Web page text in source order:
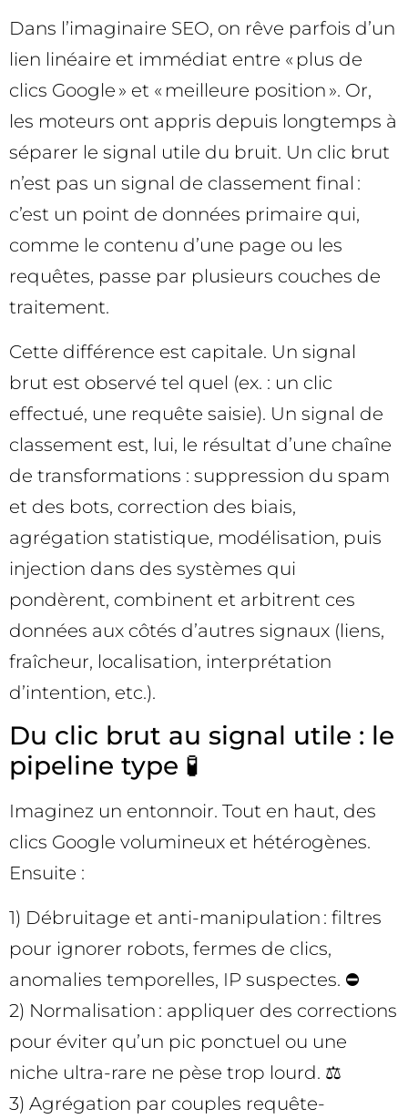
Dans l’imaginaire SEO, on rêve parfois d’un
lien linéaire et immédiat entre « plus de
clics Google » et « meilleure position ». Or,
les moteurs ont appris depuis longtemps à
séparer le signal utile du bruit. Un clic brut
n’est pas un signal de classement final :
c’est un point de données primaire qui,
comme le contenu d’une page ou les
requêtes, passe par plusieurs couches de
traitement.
Cette différence est capitale. Un signal
brut est observé tel quel (ex. : un clic
effectué, une requête saisie). Un signal de
classement est, lui, le résultat d’une chaîne
de transformations : suppression du spam
et des bots, correction des biais,
agrégation statistique, modélisation, puis
injection dans des systèmes qui
pondèrent, combinent et arbitrent ces
données aux côtés d’autres signaux (liens,
fraîcheur, localisation, interprétation
d’intention, etc.).
Du clic brut au signal utile : le
pipeline type 🧪
Imaginez un entonnoir. Tout en haut, des
clics Google volumineux et hétérogènes.
Ensuite :
1) Débruitage et anti-manipulation : filtres
pour ignorer robots, fermes de clics,
anomalies temporelles, IP suspectes. ⛔
2) Normalisation : appliquer des corrections
pour éviter qu’un pic ponctuel ou une
niche ultra-rare ne pèse trop lourd. ⚖️
3) Agrégation par couples requête-